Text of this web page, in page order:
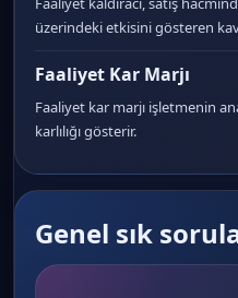
üzerindeki etkisini gösteren
Faaliyet Kar Marjı
Faaliyet kar marjı işletmenin
karlılığı gösterir.
Genel sık